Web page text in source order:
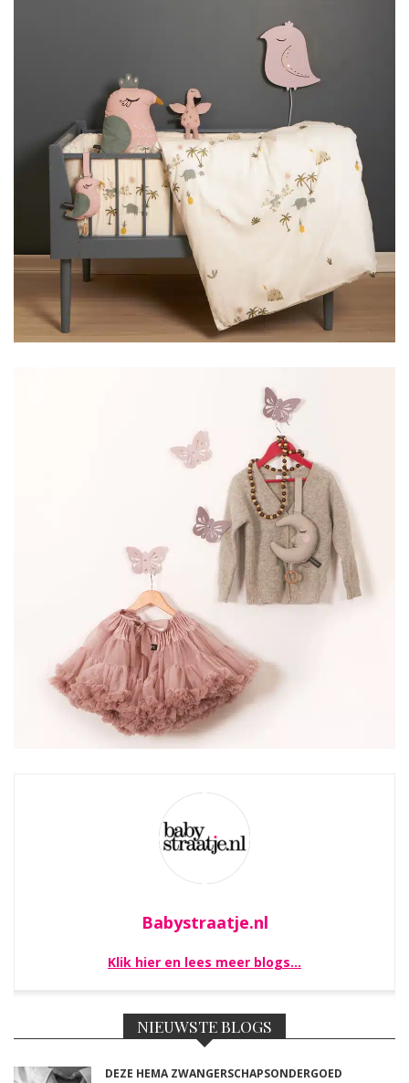
Babystraatje.nl
Klik hier en lees meer blogs…
NIEUWSTE BLOGS
DEZE HEMA ZWANGERSCHAPSONDERGOED